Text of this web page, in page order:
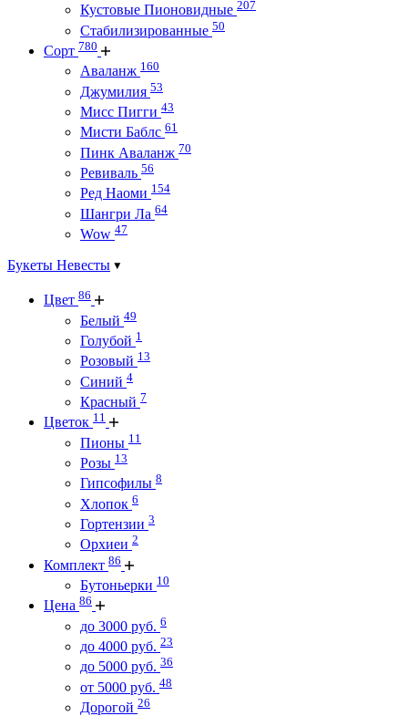
Кустовые Пионовидные 207
Стабилизированные 50
Сорт 780
Аваланж 160
Джумилия 53
Мисс Пигги 43
Мисти Баблс 61
Пинк Аваланж 70
Ревиваль 56
Ред Наоми 154
Шангри Ла 64
Wow 47
Букеты Невесты
Цвет 86
Белый 49
Голубой 1
Розовый 13
Синий 4
Красный 7
Цветок 11
Пионы 11
Розы 13
Гипсофилы 8
Хлопок 6
Гортензии 3
Орхиеи 2
Комплект 86
Бутоньерки 10
Цена 86
до 3000 руб. 6
до 4000 руб. 23
до 5000 руб. 36
от 5000 руб. 48
Дорогой 26